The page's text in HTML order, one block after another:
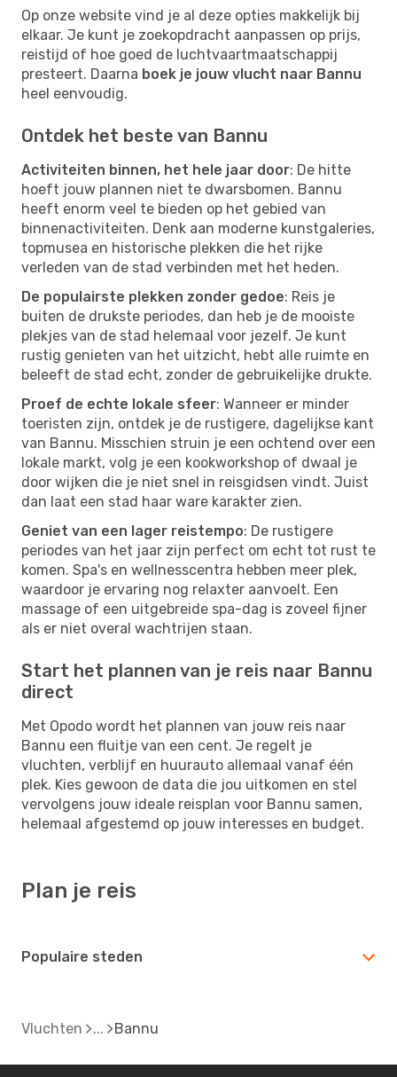
Op onze website vind je al deze opties makkelijk bij
elkaar. Je kunt je zoekopdracht aanpassen op prijs,
reistijd of hoe goed de luchtvaartmaatschappij
presteert. Daarna boek je jouw vlucht naar Bannu
heel eenvoudig.
Ontdek het beste van Bannu
Activiteiten binnen, het hele jaar door: De hitte
hoeft jouw plannen niet te dwarsbomen. Bannu
heeft enorm veel te bieden op het gebied van
binnenactiviteiten. Denk aan moderne kunstgaleries,
topmusea en historische plekken die het rijke
verleden van de stad verbinden met het heden.
De populairste plekken zonder gedoe: Reis je
buiten de drukste periodes, dan heb je de mooiste
plekjes van de stad helemaal voor jezelf. Je kunt
rustig genieten van het uitzicht, hebt alle ruimte en
beleeft de stad echt, zonder de gebruikelijke drukte.
Proef de echte lokale sfeer: Wanneer er minder
toeristen zijn, ontdek je de rustigere, dagelijkse kant
van Bannu. Misschien struin je een ochtend over een
lokale markt, volg je een kookworkshop of dwaal je
door wijken die je niet snel in reisgidsen vindt. Juist
dan laat een stad haar ware karakter zien.
Geniet van een lager reistempo: De rustigere
periodes van het jaar zijn perfect om echt tot rust te
komen. Spa's en wellnesscentra hebben meer plek,
waardoor je ervaring nog relaxter aanvoelt. Een
massage of een uitgebreide spa-dag is zoveel fijner
als er niet overal wachtrijen staan.
Start het plannen van je reis naar Bannu
direct
Met Opodo wordt het plannen van jouw reis naar
Bannu een fluitje van een cent. Je regelt je
vluchten, verblijf en huurauto allemaal vanaf één
plek. Kies gewoon de data die jou uitkomen en stel
vervolgens jouw ideale reisplan voor Bannu samen,
helemaal afgestemd op jouw interesses en budget.
Plan je reis
Populaire steden
Vluchten Bannu